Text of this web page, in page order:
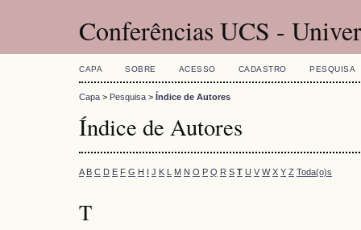
Conferências UCS -
CAPA SOBRE ACESSO CADASTRO PESQUISA
Capa > Pesquisa > Índice de Autores
Índice de Autores
A B C D E F G H I J K L M N O P Q R S T U V W X Y Z Toda(o)s
T